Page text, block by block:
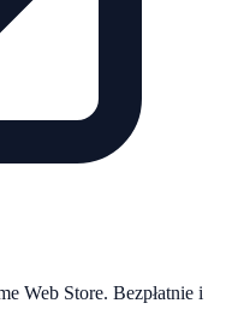
Web Store. Bezpłatnie i